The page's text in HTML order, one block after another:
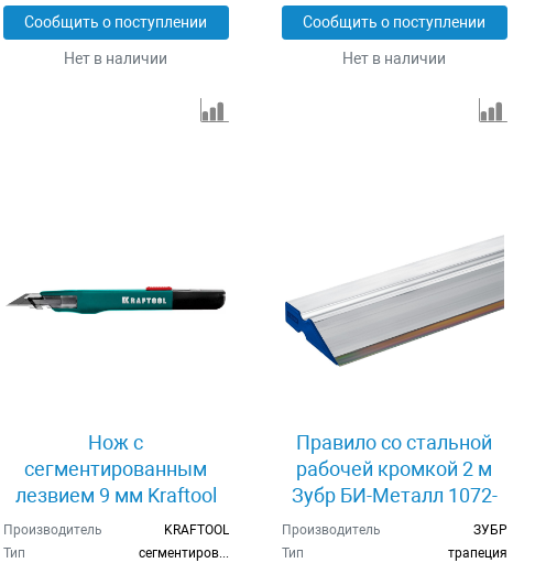
Сообщить о поступлении
Нет в наличии
Сообщить о поступлении
Нет в наличии
Нож с
сегментированным
лезвием 9 мм Kraftool
09192
Производитель
KRAFTOOL
Тип
сегментированное
Правило со стальной
рабочей кромкой 2 м
Зубр БИ-Металл 1072-
2.0_z02
Производитель
ЗУБР
Тип
трапеция